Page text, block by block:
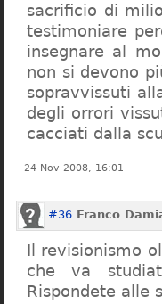
sacrificio di
testimoniare
insegnare al
non si devono
sopravvissuti
degli orrori
cacciati dalla
24 Nov 2008, 16:01
#36 Franco
Il revisionismo
che va
Rispondete alle